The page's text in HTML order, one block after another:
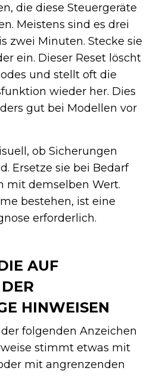
die diese Steuergeräte
Meistens sind es drei
zwei Minuten. Stecke sie
ein. Dieser Reset löscht
und stellt oft die
wieder her. Dies
gut bei Modellen vor
ob Sicherungen
Ersetze sie bei Bedarf
mit demselben Wert.
bestehen, ist eine
erforderlich.
AUF
HINWEISEN
folgenden Anzeichen
stimmt etwas mit
mit angrenzenden